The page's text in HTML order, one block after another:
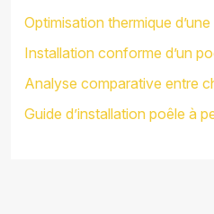
Optimisation thermique
Installation conforme d’un
Analyse comparative entre
Guide d’installation poêle à